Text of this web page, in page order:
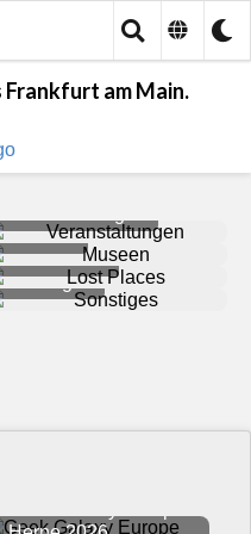
am Main.
Museen
Lost Places
Sonstiges